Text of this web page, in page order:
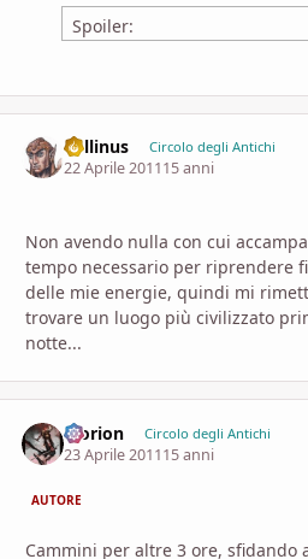
Spoiler:
Lollinus Circolo degli Antichi
22 Aprile 201115 anni
Non avendo nulla con cui
tempo necessario per riprendere
delle mie energie, quindi mi
trovare un luogo più civilizzato
notte...
Morion Circolo degli Antichi
23 Aprile 201115 anni
AUTORE
Cammini per altre 3 ore, sfidando